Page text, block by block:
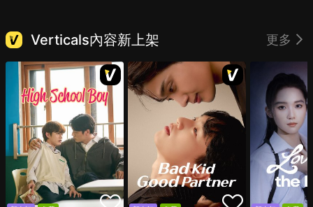
Verticals內容新上架 更多